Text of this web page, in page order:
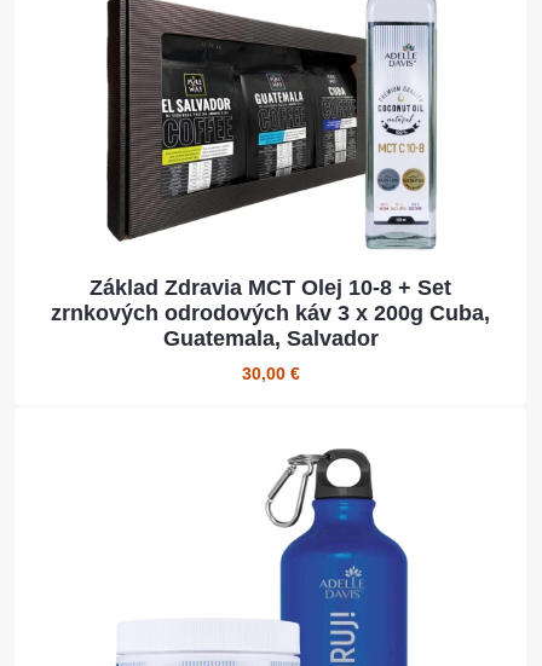
Základ Zdravia MCT Olej 10-8 + Set
zrnkových odrodových káv 3 x 200g Cuba,
Guatemala, Salvador
30,00 €